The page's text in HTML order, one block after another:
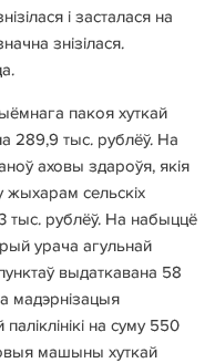
і засталася на
знізілася.
пакоя хуткай
289,9 тыс. рублёў. На
аховы здароўя, якія
сельскіх
тыс. рублёў. На набыццё
урача агульнай
выдаткавана 58
мадэрнізацыя
на суму 550
машыны хуткай